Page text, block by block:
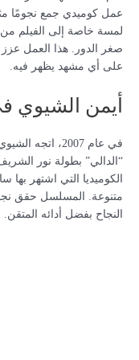
عمل كوميدي جمع نجومًا
لمسة خاصة إلى الفيلم من
صغر الدور. هذا العمل
على أي مشهد يظهر فيه.
أيمن الشيوي
في عام 2007،
“الدالي” بطولة نور
الكوميديا التي اشتهر بها
متنوعة. المسلسل حقق
النجاح بفضل أدائه المتقن.